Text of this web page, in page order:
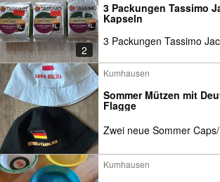
2
3 Packungen Tassimo
Kapseln
3 Packungen Tassimo
Kumhausen
Sommer Mützen mit
Flagge
Zwei neue Sommer
Kumhausen